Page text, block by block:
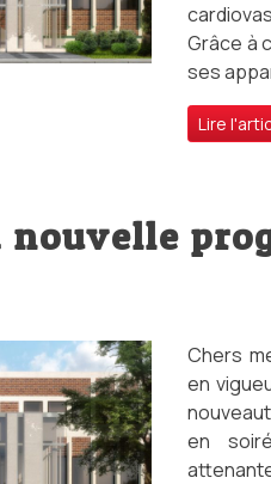
Grâce à
ses
Lire
nouvelle
Chers
en
en